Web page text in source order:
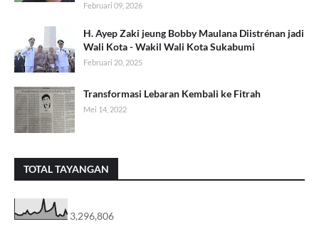
Februari 09, 2026
H. Ayep Zaki jeung Bobby Maulana Diistrénan jadi
Wali Kota - Wakil Wali Kota Sukabumi
Februari 20, 2025
Transformasi Lebaran Kembali ke Fitrah
Mei 14, 2022
TOTAL TAYANGAN
3,296,806